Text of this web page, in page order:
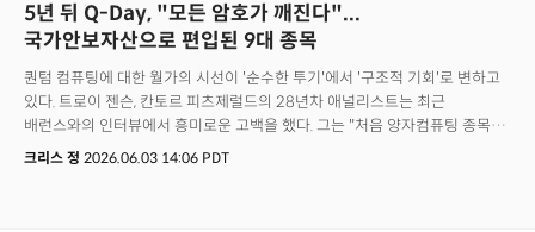
5년 뒤 Q-Day, "모든 암호가 깨진다"...
국가안보자산으로 편입된 9대 종목
퀀텀 컴퓨팅에 대한 월가의 시선이 '순수한 투기'에서 '구조적 기회'로 변하고
있다. 트로이 젠슨, 칸토르 피츠제럴드의 28년차 애널리스트는 최근
배런스와의 인터뷰에서 흥미로운 고백을 했다. 그는 "처음 양자컴퓨팅 종목을
추적하라는 지시를 받았을 때, 나는 회의론자였다"며 매출도, 이익도,
크리스 정 2026.06.03 14:06 PDT